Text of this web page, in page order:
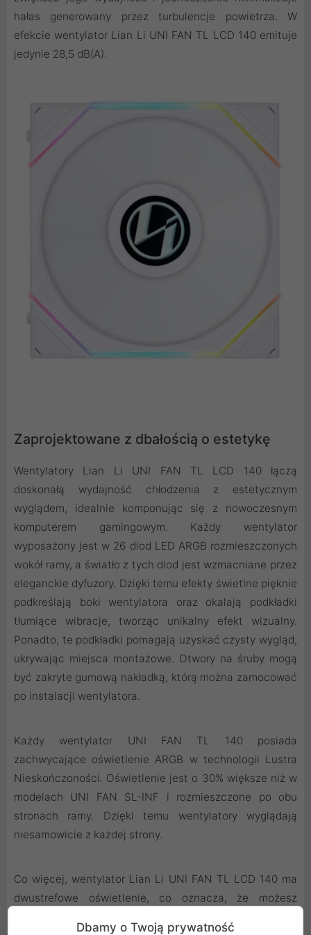
hałas generowany przez turbulencje powietrza. W
efekcie wentylator Lian Li UNI FAN TL LCD 140 emituje
jedynie 28,5 dB(A).
Zaprojektowane z dbałością o estetykę
Wentylatory Lian Li UNI FAN TL LCD 140 łączą
doskonałą wydajność chłodzenia z estetycznym
wyglądem, idealnie komponując się z nowoczesnym
komputerem gamingowym. Każdy wentylator
wyposażony jest w 26 diod LED ARGB rozmieszczonych
wokół ramy, a światło z tych diod jest wzmacniane przez
eleganckie dyfuzory. Dzięki temu efekty świetlne pięknie
podkreślają boki wentylatora oraz okalają podkładki
tłumiące wibracje, tworząc unikalny efekt wizualny.
Ponadto, te podkładki pomagają uzyskać czysty wygląd,
ukrywając miejsca montażowe. Otwory na śruby mogą
być zakryte gumową nakładką, którą można zamocować
po instalacji wentylatora.
Każdy wentylator UNI FAN TL 140 posiada
zachwycające oświetlenie ARGB w technologii Lustra
Nieskończoności. Oświetlenie jest o 30% większe niż w
modelach UNI FAN SL-INF i rozmieszczone po obu
stronach ramy. Dzięki temu wentylatory wyglądają
niesamowicie z każdej strony.
Co więcej, wentylator Lian Li UNI FAN TL LCD 140 ma
dwustrefowe oświetlenie, co oznacza, że możesz
Dbamy o Twoją prywatność